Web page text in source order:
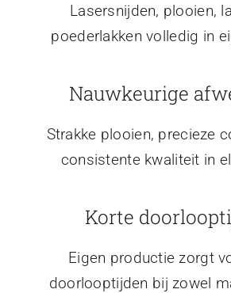
Lasersnijden, plooien,
poederlakken volledig in
Nauwkeurige
Strakke plooien, precieze
consistente kwaliteit in
Korte
Eigen productie zorgt
doorlooptijden bij zowel